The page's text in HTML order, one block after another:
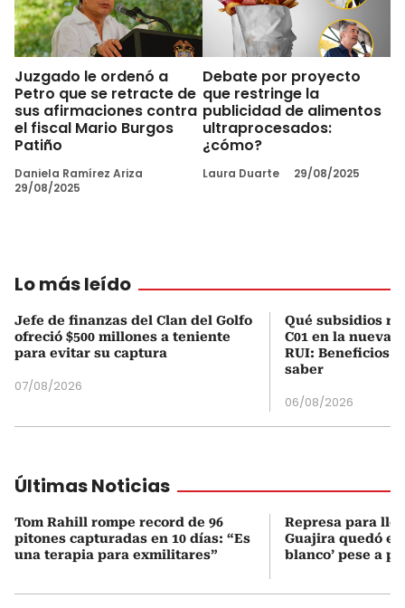
Juzgado le ordenó a
Petro que se retracte de
sus afirmaciones contra
el fiscal Mario Burgos
Patiño
Daniela Ramírez Ariza
29/08/2025
Debate por proyecto
que restringe la
publicidad de alimentos
ultraprocesados:
¿cómo?
Laura Duarte 29/08/2025
Lo más leído
Jefe de finanzas del Clan del Golfo
ofreció $500 millones a teniente
para evitar su captura
07/08/2026
Qué subsidios
C01 en la nueva
RUI: Beneficios
saber
06/08/2026
Últimas Noticias
Tom Rahill rompe record de 96
pitones capturadas en 10 días: “Es
una terapia para exmilitares”
Represa para
Guajira quedó en
blanco’ pese a